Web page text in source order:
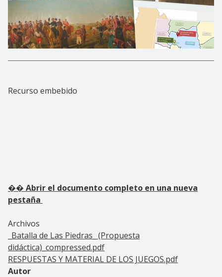
Recurso embebido
�� Abrir el documento completo en una nueva
pestaña
Archivos
_Batalla de Las Piedras_ (Propuesta
didáctica)_compressed.pdf
RESPUESTAS Y MATERIAL DE LOS JUEGOS.pdf
Autor